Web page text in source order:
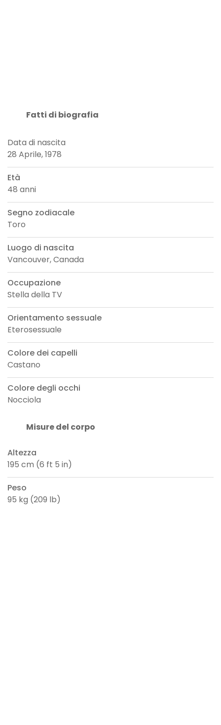
Fatti di biografia
Data di nascita
28 Aprile, 1978
Età
48 anni
Segno zodiacale
Toro
Luogo di nascita
Vancouver, Canada
Occupazione
Stella della TV
Orientamento sessuale
Eterosessuale
Colore dei capelli
Castano
Colore degli occhi
Nocciola
Misure del corpo
Altezza
195 cm (6 ft 5 in)
Peso
95 kg (209 lb)